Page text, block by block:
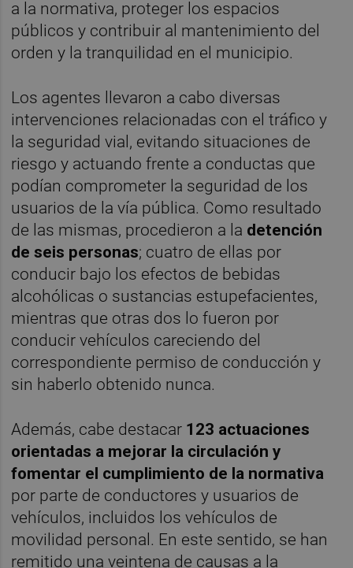
a la normativa, proteger los espacios
públicos y contribuir al mantenimiento del
orden y la tranquilidad en el municipio.
Los agentes llevaron a cabo diversas
intervenciones relacionadas con el tráfico y
la seguridad vial, evitando situaciones de
riesgo y actuando frente a conductas que
podían comprometer la seguridad de los
usuarios de la vía pública. Como resultado
de las mismas, procedieron a la detención
de seis personas; cuatro de ellas por
conducir bajo los efectos de bebidas
alcohólicas o sustancias estupefacientes,
mientras que otras dos lo fueron por
conducir vehículos careciendo del
correspondiente permiso de conducción y
sin haberlo obtenido nunca.
Además, cabe destacar 123 actuaciones
orientadas a mejorar la circulación y
fomentar el cumplimiento de la normativa
por parte de conductores y usuarios de
vehículos, incluidos los vehículos de
movilidad personal. En este sentido, se han
remitido una veintena de causas a la